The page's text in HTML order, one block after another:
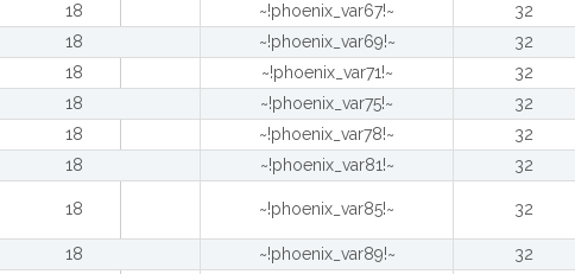
18 ~!phoenix_var67!~
32
18 ~!phoenix_var69!~
32
18 ~!phoenix_var71!~
32
18 ~!phoenix_var75!~
32
18 ~!phoenix_var78!~
32
18 ~!phoenix_var81!~ 32
18 ~!phoenix_var85!~ 32
18 ~!phoenix_var89!~
32